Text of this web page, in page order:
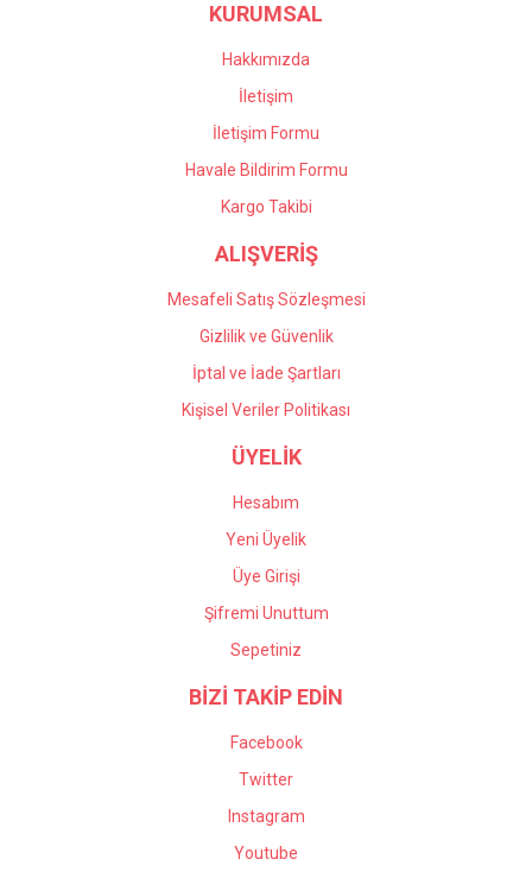
Ürün fiyatı diğer sitelerden daha pahalı.
Gönder
KURUMSAL
Hakkımızda
İletişim
İletişim Formu
Havale Bildirim Formu
Kargo Takibi
ALIŞVERİŞ
Mesafeli Satış Sözleşmesi
Gizlilik ve Güvenlik
İptal ve İade Şartları
Kişisel Veriler Politikası
ÜYELİK
Hesabım
Yeni Üyelik
Üye Girişi
Şifremi Unuttum
Sepetiniz
BİZİ TAKİP EDİN
Facebook
Twitter
Instagram
Youtube